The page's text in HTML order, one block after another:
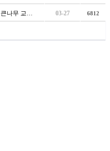
큰나무 교… 03-27 6812